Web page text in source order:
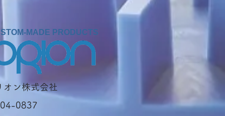
MADE PRODUCTS
オン株式会社
0837